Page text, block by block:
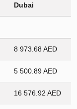
Dubai
8 973.68 AED
5 500.89 AED
16 576.92 AED